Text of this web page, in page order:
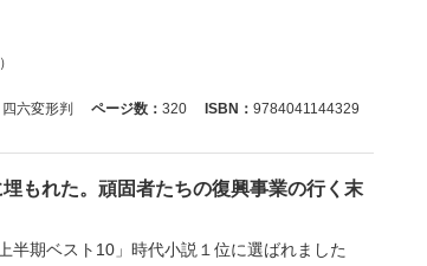
四六変形判 ページ数： 320 ISBN： 9784041144329
もれた。頑固者たちの復興事業の行く末
半期ベスト10」時代小説１位に選ばれました